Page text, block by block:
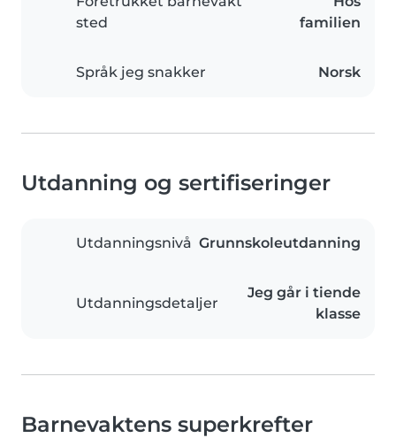
sted
familien
Språk jeg snakker Norsk
Utdanning og sertifiseringer
Utdanningsnivå Grunnskoleutdanning
Utdanningsdetaljer
Jeg går i tiende
klasse
Barnevaktens superkrefter